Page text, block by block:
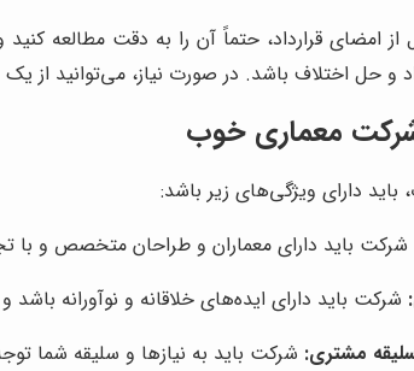
از امضای قرارداد، حتماً آن را به دقت مطالعه
و حل اختلاف باشد. در صورت نیاز، می‌توانید از
معماری خوب
دارای ویژگی‌های زیر باشد:
شرکت باید دارای معماران و طراحان متخصص و با
شرکت باید دارای ایده‌های خلاقانه و نوآورانه
مشتری: شرکت باید به نیازها و سلیقه شما